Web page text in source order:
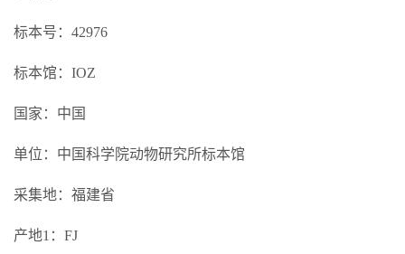
标本号：42976
标本馆：IOZ
国家：中国
单位：中国科学院动物研究所标本馆
采集地：福建省
产地1：FJ